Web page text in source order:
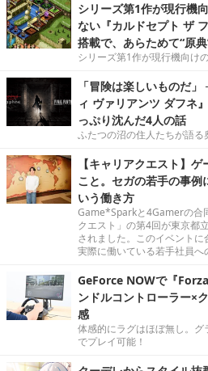
シリーズ第1作が現行機
ない『カルドセプト ザ
搭載で、あらためて“原
シリーズ第1作が現行機向け
「冒険は楽しいものだ
ィ ヴァリアンツ ダフネ
っぷり沈んだ4人の話
ふたつの沼の住人たちが語る
【キャリアクエスト】
こと。セガの若手の事例
いう働き方
Game*Sparkと4Gamerの合
クエスト」の第4回が東京都
されました。このイベント
実際に働いている若手社員へ
GeForce NOWで『
ンドルコントローラー×
感
体感的にラグはほぼ無し。
でプレイ可能！